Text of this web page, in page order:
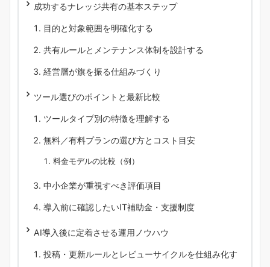
成功するナレッジ共有の基本ステップ
目的と対象範囲を明確化する
共有ルールとメンテナンス体制を設計する
経営層が旗を振る仕組みづくり
ツール選びのポイントと最新比較
ツールタイプ別の特徴を理解する
無料／有料プランの選び方とコスト目安
料金モデルの比較（例）
中小企業が重視すべき評価項目
導入前に確認したいIT補助金・支援制度
AI導入後に定着させる運用ノウハウ
投稿・更新ルールとレビューサイクルを仕組み化す